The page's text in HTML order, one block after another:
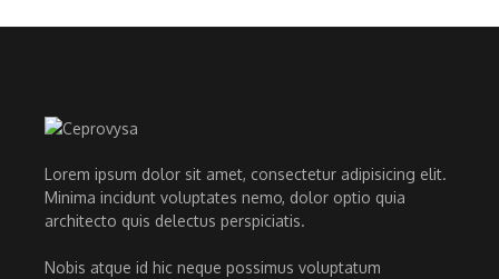
Lorem ipsum dolor sit amet, consectetur adipisicing elit.
Minima incidunt voluptates nemo, dolor optio quia
architecto quis delectus perspiciatis.
Nobis atque id hic neque possimus voluptatum